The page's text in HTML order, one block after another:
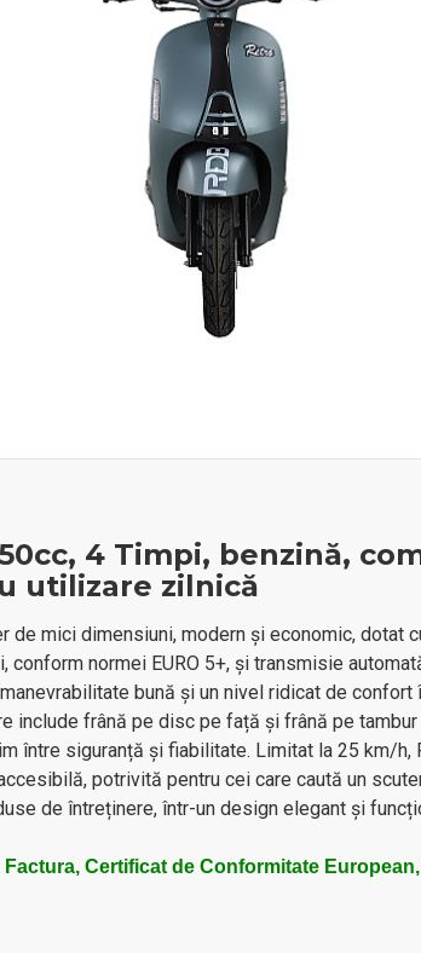
50cc, 4 Timpi, benzină,
utilizare zilnică
de mici dimensiuni, modern și economic, dotat
conform normei EURO 5+, și transmisie
bună și un nivel ridicat de confort
include frână pe disc pe față și frână pe
între siguranță și fiabilitate. Limitat la 25 km/h,
potrivită pentru cei care caută un
de întreținere, într-un design elegant și
Certificat de Conformitate